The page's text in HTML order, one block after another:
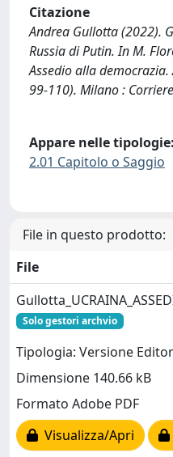
Citazione
Andrea Gullotta (2022).
Russia di Putin. In M.
Assedio alla
99-110). Milano :
Appare nelle tipologie:
2.01 Capitolo o Saggio
File in questo prodotto:
File
Solo gestori archvio
Tipologia: Versione
Dimensione 140.66 kB
Formato Adobe PDF
Visualizza/Apri